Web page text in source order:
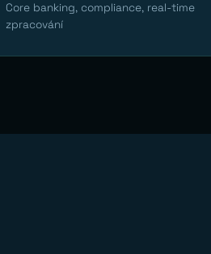
Core banking, compliance, real-time
zpracování